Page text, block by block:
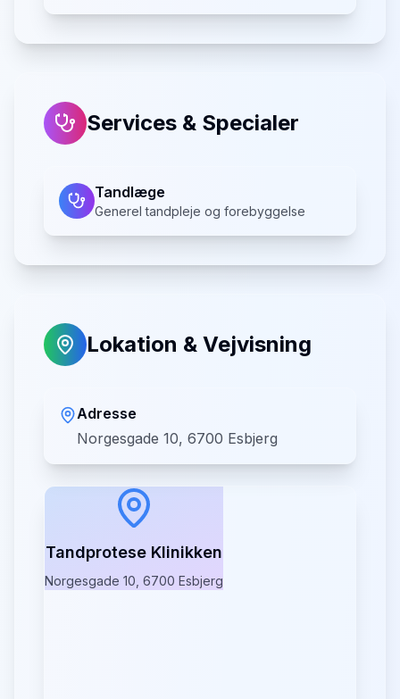
Services & Specialer
Tandlæge
Generel tandpleje og forebyggelse
Lokation & Vejvisning
Adresse
Norgesgade 10, 6700 Esbjerg
Tandprotese Klinikken
Norgesgade 10, 6700 Esbjerg